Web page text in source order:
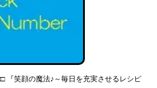
笑顔の魔法♪～毎日を充実させるレシピ